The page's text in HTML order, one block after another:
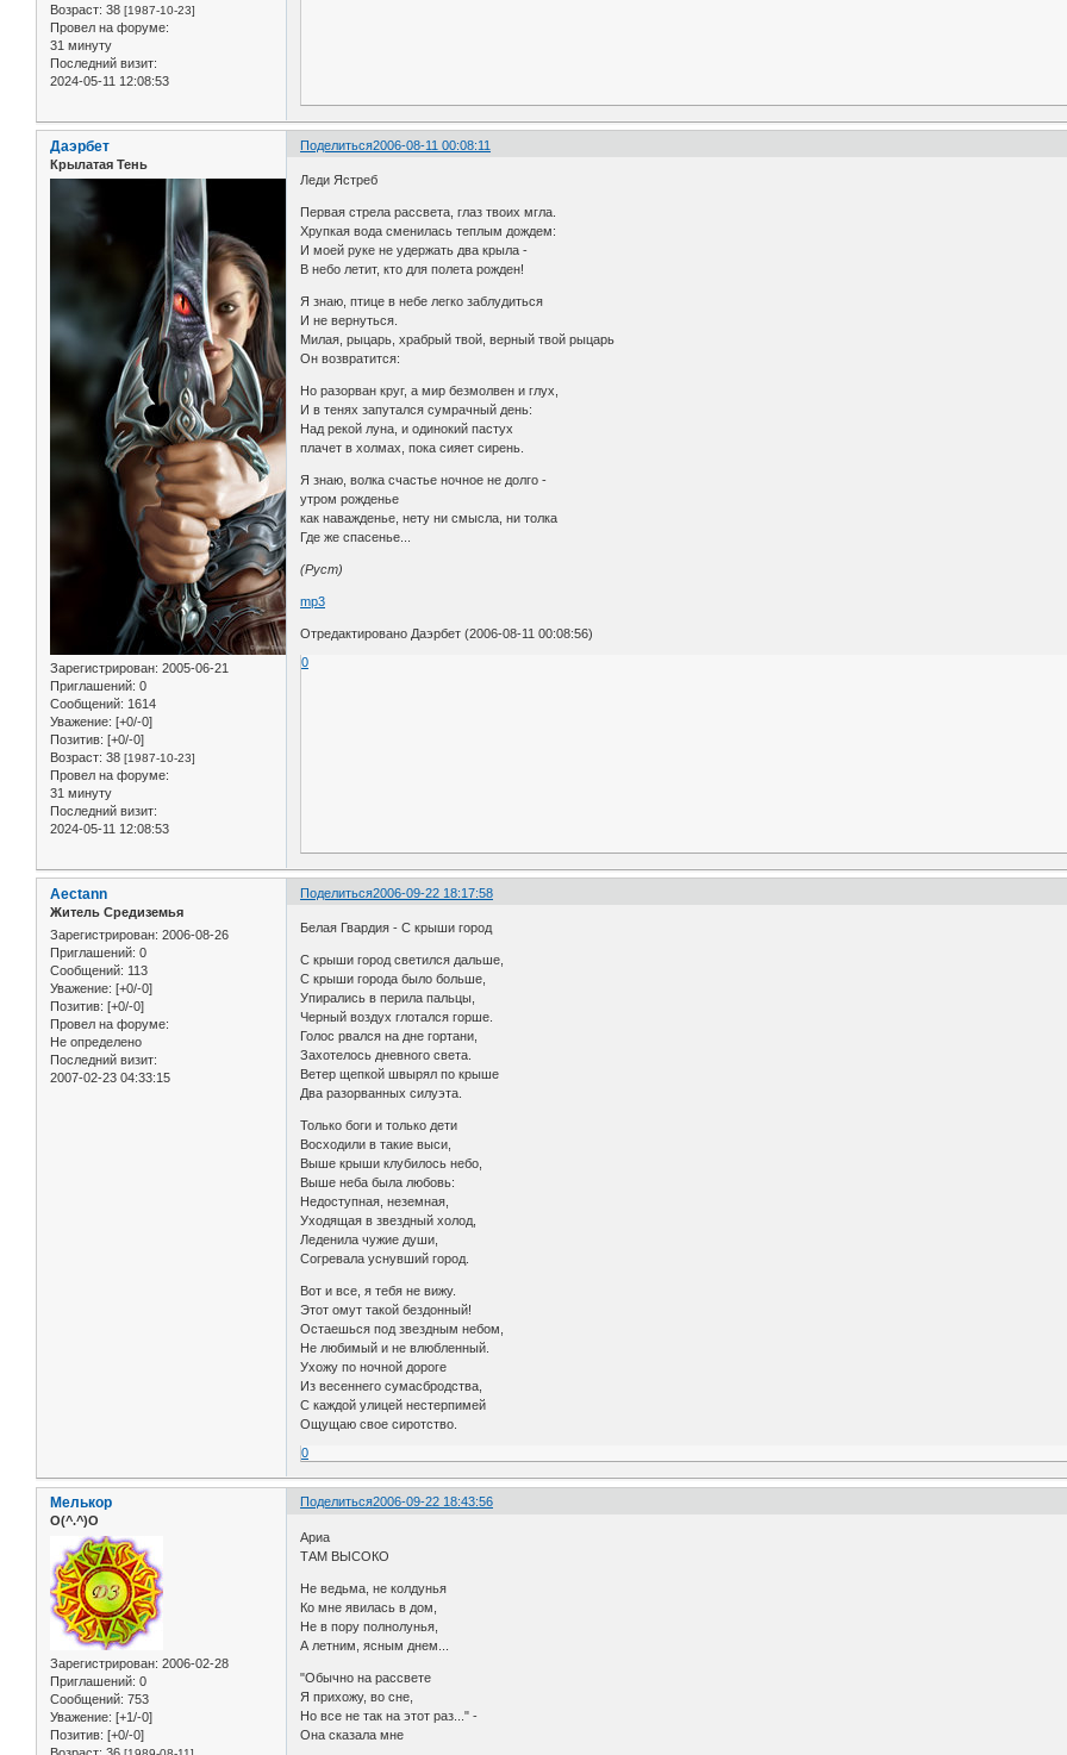
Возраст: 38 [1987-10-23]
Провел на форуме:
31 минуту
Последний визит:
2024-05-11 12:08:53
Поделиться2006-08-11 00:08:11
Даэрбет
Крылатая Тень
Зарегистрирован: 2005-06-21
Приглашений: 0
Сообщений: 1614
Уважение: [+0/-0]
Позитив: [+0/-0]
Возраст: 38 [1987-10-23]
Провел на форуме:
31 минуту
Последний визит:
2024-05-11 12:08:53
Леди Ястреб
Первая стрела рассвета, глаз твоих мгла.
Хрупкая вода сменилась теплым дождем:
И моей руке не удержать два крыла -
В небо летит, кто для полета рожден!
Я знаю, птице в небе легко заблудиться
И не вернуться.
Милая, рыцарь, храбрый твой, верный твой рыцарь
Он возвратится:
Но разорван круг, а мир безмолвен и глух,
И в тенях запутался сумрачный день:
Над рекой луна, и одинокий пастух
плачет в холмах, пока сияет сирень.
Я знаю, волка счастье ночное не долго -
утром рожденье
как наважденье, нету ни смысла, ни толка
Где же спасенье...
(Руст)
mp3
Отредактировано Даэрбет (2006-08-11 00:08:56)
0
Поделиться2006-09-22 18:17:58
Aectann
Житель Средиземья
Зарегистрирован: 2006-08-26
Приглашений: 0
Сообщений: 113
Уважение: [+0/-0]
Позитив: [+0/-0]
Провел на форуме:
Не определено
Последний визит:
2007-02-23 04:33:15
Белая Гвардия - С крыши город
С крыши город светился дальше,
С крыши города было больше,
Упирались в перила пальцы,
Черный воздух глотался горше.
Голос рвался на дне гортани,
Захотелось дневного света.
Ветер щепкой швырял по крыше
Два разорванных силуэта.
Только боги и только дети
Восходили в такие выси,
Выше крыши клубилось небо,
Выше неба была любовь:
Недоступная, неземная,
Уходящая в звездный холод,
Леденила чужие души,
Согревала уснувший город.
Вот и все, я тебя не вижу.
Этот омут такой бездонный!
Остаешься под звездным небом,
Не любимый и не влюбленный.
Ухожу по ночной дороге
Из весеннего сумасбродства,
С каждой улицей нестерпимей
Ощущаю свое сиротство.
0
Поделиться2006-09-22 18:43:56
Мелькор
O(^.^)O
Зарегистрирован: 2006-02-28
Приглашений: 0
Сообщений: 753
Уважение: [+1/-0]
Позитив: [+0/-0]
Ариа
ТАМ ВЫСОКО
Не ведьма, не колдунья
Ко мне явилась в дом,
Не в пору полнолунья,
А летним, ясным днем...
"Обычно на рассвете
Я прихожу, во сне,
Но все не так на этот раз..." -
Она сказала мне